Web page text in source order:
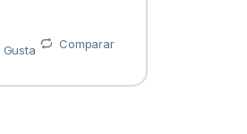
Gusta Comparar